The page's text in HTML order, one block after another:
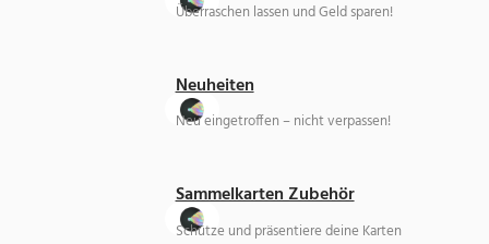
Überraschen lassen und Geld sparen!
Neuheiten
Neu eingetroffen – nicht verpassen!
Sammelkarten Zubehör
Schütze und präsentiere deine Karten